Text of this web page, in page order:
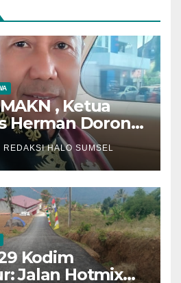
, Ketua
Herman Dorong
Verifikasi
Adat
REDAKSI HALO SUMSEL
Kodim
Jalan Hotmix